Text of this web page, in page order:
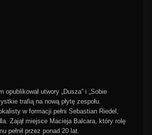
opublikował utwory „Dusza” i „Sobie
trafią na nową płytę zespołu.
w formacji pełni Sebastian Riedel,
Zajął miejsce Macieja Balcara, który rolę
pełnił przez ponad 20 lat.